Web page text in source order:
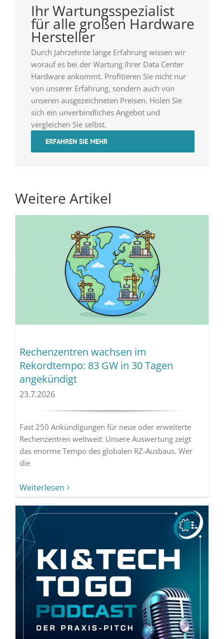
Ihr Wartungsspezialist
für alle großen Hardware
Hersteller
Durch Jahrzehnte lange Erfahrung wissen wir
worauf es bei der Wartung Ihrer Data Center
Hardware ankommt. Profitieren Sie nicht nur
von unserer Erfahrung, sondern auch von
unseren ausgezeichneten Preisen. Holen Sie
sich ein unverbindliches Angebot und
vergleichen Sie selbst.
ERFAHREN SIE MEHR
Weitere Artikel
Rechenzentren wachsen im
Rekordtempo: 83 GW in 30 Tagen
angekündigt
23.7.2026
Fast 250 Ankündigungen für neue oder erweiterte
Rechenzentren weltweit: Unsere Auswertung zeigt
das enorme Tempo des globalen RZ-Ausbaus. Wer
die
Weiterlesen